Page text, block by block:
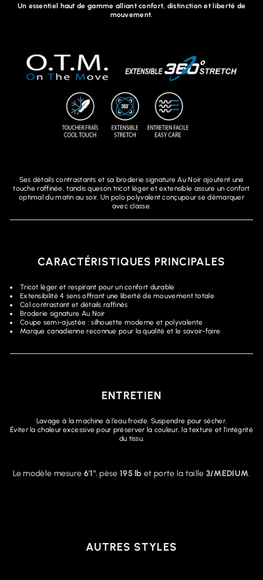
Un essentiel haut de gamme alliant confort, distinction et liberté de
mouvement.
Ses détails contrastants et sa broderie signature Au Noir ajoutent une
touche raffinée, tandis queson tricot léger et extensible assure un confort
optimal du matin au soir. Un polo polyvalent conçupour se démarquer
avec classe.
CARACTÉRISTIQUES PRINCIPALES
Tricot léger et respirant pour un confort durable
Extensibilité 4 sens offrant une liberté de mouvement totale
Col contrastant et détails raffinés
Broderie signature Au Noir
Coupe semi-ajustée : silhouette moderne et polyvalente
Marque canadienne reconnue pour la qualité et le savoir-faire
ENTRETIEN
Lavage à la machine à l’eau froide. Suspendre pour sécher.
Éviter la chaleur excessive pour préserver la couleur, la texture et l’intégrité
du tissu.
Le modèle mesure 6'1", pèse 195 lb et porte la taille 3/MEDIUM.
AUTRES STYLES